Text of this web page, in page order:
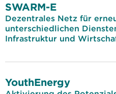
SWARM-E
Dezentrales Netz für
unterschiedlichen
Infrastruktur und
YouthEnergy